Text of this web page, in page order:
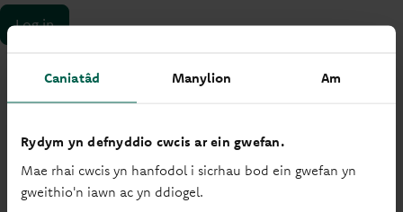
Caniatâd Manylion Am
Rydym yn defnyddio cwcis ar ein gwefan.
Mae rhai cwcis yn hanfodol i sicrhau bod ein gwefan yn
gweithio'n iawn ac yn ddiogel.
Log in